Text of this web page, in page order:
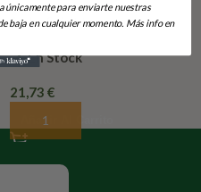
Alpha Spirit the only one
En Stock
21,73 €
Añadir Al Carrito
únicamente para enviarte nuestras
baja en cualquier momento. Más info en